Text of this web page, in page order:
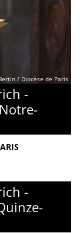
/ Diocèse de Paris
-
-